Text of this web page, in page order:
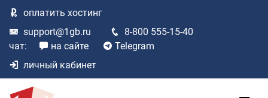
оплатить хостинг
support@1gb.ru
8-800 555-15-40
чат:
на сайте
Telegram
личный кабинет